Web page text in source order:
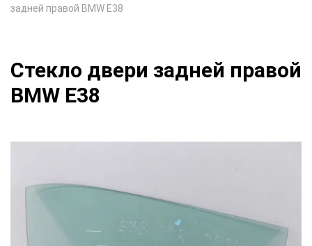
задней правой BMW E38
Стекло двери задней правой
BMW E38